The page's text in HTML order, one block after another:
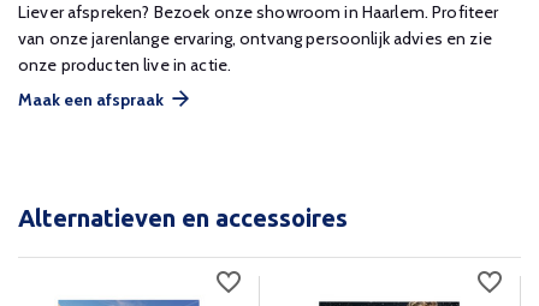
Liever afspreken? Bezoek onze showroom in Haarlem. Profiteer
van onze jarenlange ervaring, ontvang persoonlijk advies en zie
onze producten live in actie.
Maak een afspraak
Alternatieven en accessoires